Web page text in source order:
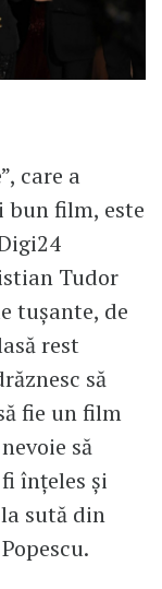
care a
bun film, este
Tudor
tușante, de
rest
să
fie un film
să
înțeles și
sută din